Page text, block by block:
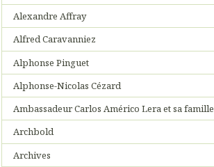
Alexandre Affray
Alfred Caravanniez
Alphonse Pinguet
Alphonse-Nicolas Cézard
Ambassadeur Carlos Américo Lera et sa famille
Archbold
Archives